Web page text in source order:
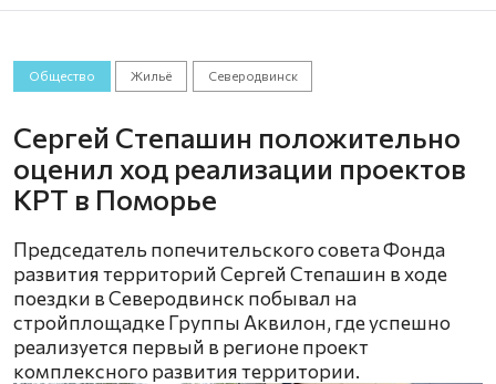
Общество Жильё Северодвинск
Сергей Степашин положительно
оценил ход реализации проектов
КРТ в Поморье
Председатель попечительского совета Фонда
развития территорий Сергей Степашин в ходе
поездки в Северодвинск побывал на
стройплощадке Группы Аквилон, где успешно
реализуется первый в регионе проект
комплексного развития территории.